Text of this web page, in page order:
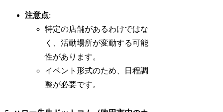
注意点:
特定の店舗があるわけではな
く、活動場所が変動する可能
性があります。
イベント形式のため、日程調
整が必要です。